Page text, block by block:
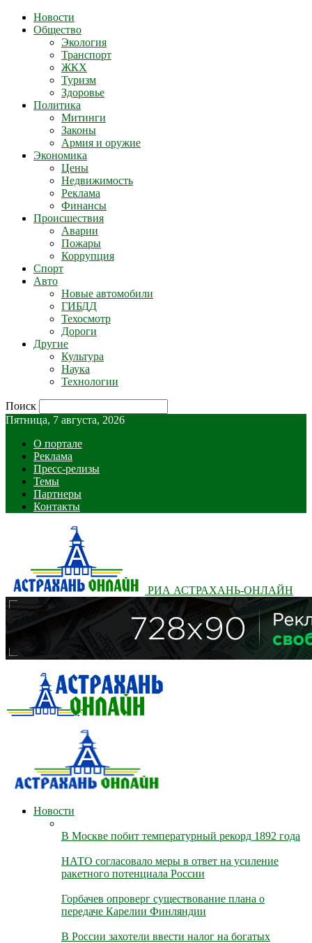
Новости
Общество
Экология
Транспорт
ЖКХ
Туризм
Здоровье
Политика
Митинги
Законы
Армия и оружие
Экономика
Цены
Недвижимость
Реклама
Финансы
Происшествия
Аварии
Пожары
Коррупция
Спорт
Авто
Новые автомобили
ГИБДД
Техосмотр
Дороги
Другие
Культура
Наука
Технологии
Поиск
Пятница, 7 августа, 2026
О портале
Реклама
Пресс-релизы
Темы
Партнеры
Контакты
РИА АСТРАХАНЬ-ОНЛАЙН
Новости
В Москве побит температурный рекорд 1892 года
НАТО согласовало меры в ответ на усиление
ракетного потенциала России
Горбачев опроверг существование плана о
передаче Карелии Финляндии
В России захотели ввести налог на богатых